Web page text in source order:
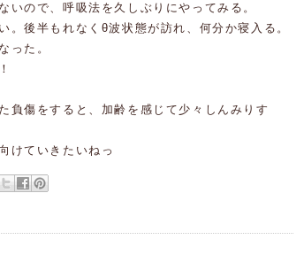
いので、呼吸法を久しぶりにやってみる。
。後半もれなくθ波状態が訪れ、何分か寝入る。
った。
負傷をすると、加齢を感じて少々しんみりす
けていきたいねっ